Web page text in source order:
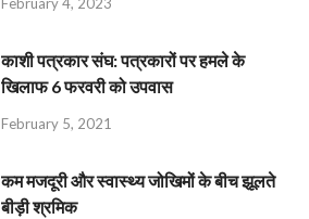
काशी पत्रकार संघ: पत्रकारों पर हमले के
खिलाफ 6 फरवरी को उपवास
February 5, 2021
कम मजदूरी और स्वास्थ्य जोखिमों के बीच झूलते
बीड़ी श्रमिक